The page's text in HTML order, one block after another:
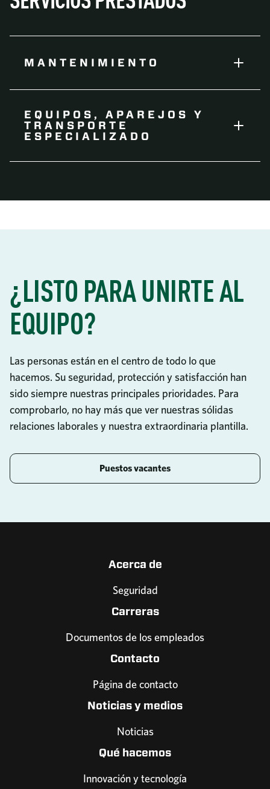
MANTENIMIENTO
EQUIPOS, APAREJOS Y
TRANSPORTE
ESPECIALIZADO
¿LISTO PARA UNIRTE AL
EQUIPO?
Las personas están en el centro de todo lo que
hacemos. Su seguridad, protección y satisfacción han
sido siempre nuestras principales prioridades. Para
comprobarlo, no hay más que ver nuestras sólidas
relaciones laborales y nuestra extraordinaria plantilla.
Puestos vacantes
Acerca de
Seguridad
Carreras
Documentos de los empleados
Contacto
Página de contacto
Noticias y medios
Noticias
Qué hacemos
Innovación y tecnología